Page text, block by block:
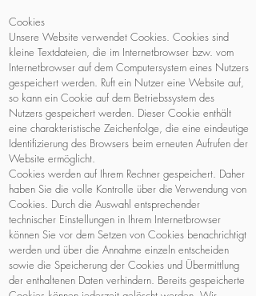
Cookies
Unsere Website verwendet Cookies. Cookies sind
kleine Textdateien, die im Internetbrowser bzw. vom
Internetbrowser auf dem Computersystem eines Nutzers
gespeichert werden. Ruft ein Nutzer eine Website auf,
so kann ein Cookie auf dem Betriebssystem des
Nutzers gespeichert werden. Dieser Cookie enthält
eine charakteristische Zeichenfolge, die eine eindeutige
Identifizierung des Browsers beim erneuten Aufrufen der
Website ermöglicht.
Cookies werden auf Ihrem Rechner gespeichert. Daher
haben Sie die volle Kontrolle über die Verwendung von
Cookies. Durch die Auswahl entsprechender
technischer Einstellungen in Ihrem Internetbrowser
können Sie vor dem Setzen von Cookies benachrichtigt
werden und über die Annahme einzeln entscheiden
sowie die Speicherung der Cookies und Übermittlung
der enthaltenen Daten verhindern. Bereits gespeicherte